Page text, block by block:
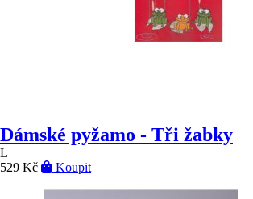
Dámské pyžamo - Tři žabky
L
529 Kč
Koupit